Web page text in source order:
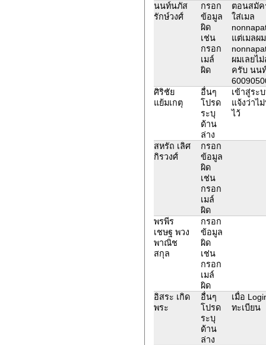
นนท์นภัส
รักษ์วงศ์
กรอก
ข้อมูล
ผิด
เช่น
กรอก
เมล์
ผิด
ตอนสมัค
ใส่เมล
แต่เมลผ
ผมเลยไ
ครับ นน
ศิริชัย
แย้มเกตุ
อื่นๆ
โปรด
ระบุ
ด้าน
ล่าง
เข้าสู่ระ
แจ้งว่าไ
ไว้
สหรัถ เลิศ
กิรวงศ์
กรอก
ข้อมูล
ผิด
เช่น
กรอก
เมล์
ผิด
พรพีร
เชษฐ พวง
พาณิช
สกุล
กรอก
ข้อมูล
ผิด
เช่น
กรอก
เมล์
ผิด
อิสระ เกิด
พระ
อื่นๆ
โปรด
ระบุ
ด้าน
ล่าง
เมื่อ
ทะเบียน